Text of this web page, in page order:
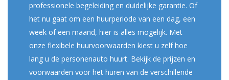
professionele begeleiding en duidelijke garantie. Of
het nu gaat om een huurperiode van een dag, een
week of een maand, hier is alles mogelijk. Met
onze flexibele huurvoorwaarden kiest u zelf hoe
lang u de personenauto huurt. Bekijk de prijzen en
voorwaarden voor het huren van de verschillende